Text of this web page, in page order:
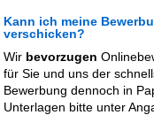
Kann ich meine
verschicken?
Wir bevorzugen
für Sie und uns der
Bewerbung dennoch in
Unterlagen bitte unter